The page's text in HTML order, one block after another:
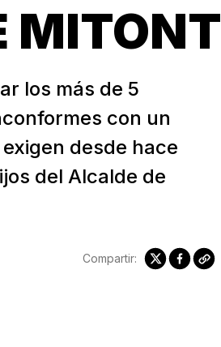
los más de 5
con un
desde hace
del Alcalde de
Compartir: